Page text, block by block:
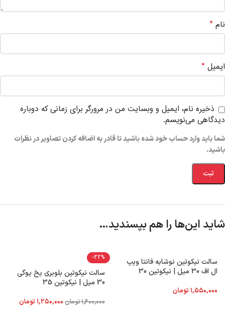
نام *
ایمیل *
ذخیره نام، ایمیل و وبسایت من در مرورگر برای زمانی که دوباره
دیدگاهی می‌نویسم.
شما باید وارد حساب خود شده باشید تا قادر به اضافه کردن تصاویر در نظرات
باشید.
شاید این‌ها را هم بپسندید…
سالت نیکوتین نوشابه فانتا ویپ
ال اف 30 میل | نیکوتین 30
۱,۵۵۰,۰۰۰ تومان
-22%
سالت نیکوتین بلوبری یخ یوگی
30 میل | نیکوتین 35
۱,۶۰۰,۰۰۰تومان ۱,۲۵۰,۰۰۰ تومان